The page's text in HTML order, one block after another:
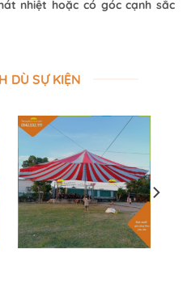
nhiệt hoặc có góc cạnh sắc
DÙ SỰ KIỆN